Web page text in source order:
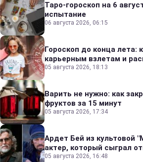
Таро-гороскоп на 6
испытание
06 августа 2026, 06:15
Гороскоп до конца лета:
карьерным взлетам и
05 августа 2026, 18:13
Варить не нужно: как
фруктов за 15 минут
05 августа 2026, 17:34
Ардет Бей из культовой
актер, который сыграл
05 августа 2026, 16:48